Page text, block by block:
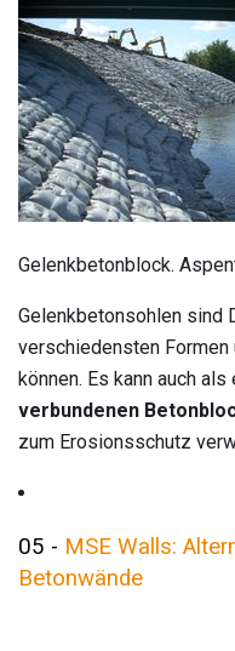
Gelenkbetonblock.
Gelenkbetonsohlen sind
verschiedensten
können. Es kann auch als
verbundenen
zum Erosionsschutz
05 - MSE Walls:
Betonwände